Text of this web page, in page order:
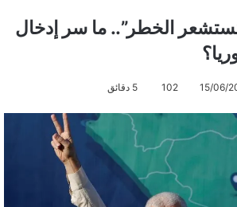
الخطر”.. ما سر إدخال
15/06/
102